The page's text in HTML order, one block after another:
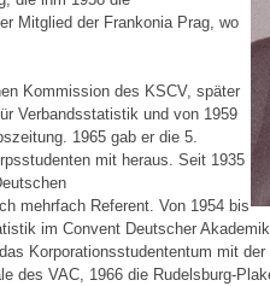
Mitglied der Frankonia Prag, wo
Kommission des KSCV, später
Verbandsstatistik und von 1959
1965 gab er die 5.
mit heraus. Seit 1935
mehrfach Referent. Von 1954 bis
im Convent Deutscher
Korporationsstudententum mit
des VAC, 1966 die Rudelsburg-